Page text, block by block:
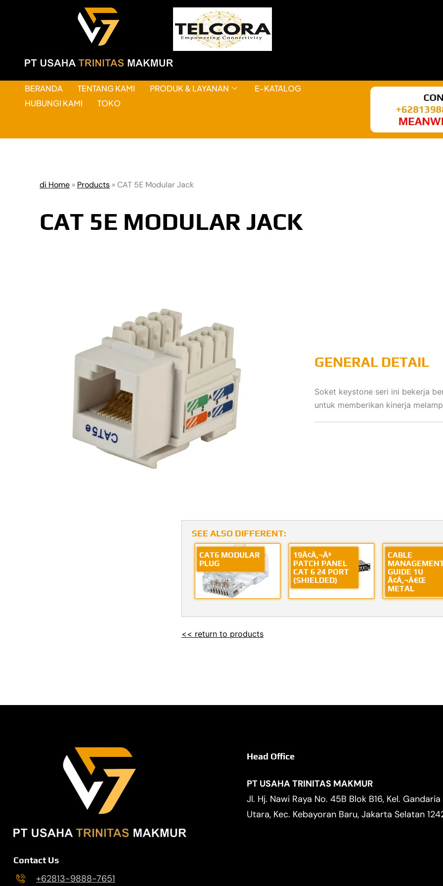
BERANDA TENTANG KAMI PRODUK & LAYANAN
E-KATALOG
HUBUNGI KAMI
TOKO
di Home » Products »CAT 5E Modular Jack
CAT 5E MODULAR JACK
GENERAL DETAIL
Soket keystone seri ini bekerja
untuk memberikan kinerja
SEE ALSO DIFFERENT:
CAT6 MODULAR
PLUG
19Ã¢Â‚¬Â³
PATCH PANEL
CAT 6 24 PORT
(SHIELDED)
CABLE
GUIDE 1U
Ã¢Â‚¬Â€Œ
METAL
<< return to products
Contact Us
+62813-9888-7651
Head Office
PT USAHA TRINITAS MAKMUR
Jl. Hj. Nawi Raya No. 45B Blok B16, Kel. Gandaria
Utara, Kec. Kebayoran Baru, Jakarta Selatan